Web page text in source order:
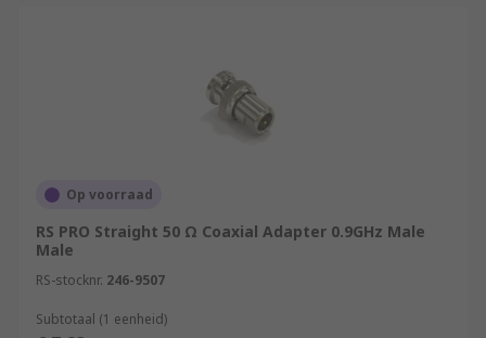
Op voorraad
RS PRO Straight 50 Ω Coaxial Adapter 0.9GHz Male
Male
RS-stocknr. 246-9507
Subtotaal (1 eenheid)